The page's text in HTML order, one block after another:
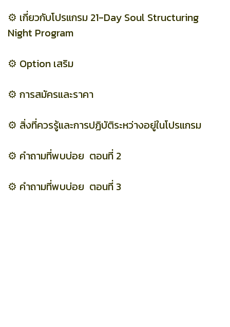
⚙️ เกี่ยวกับโปรแกรม 21-Day Soul Structuring
Night Program
⚙️ Option เสริม
⚙️ การสมัครและราคา
⚙️ สิ่งที่ควรรู้และการปฏิบัติระหว่างอยู่ในโปรแกรม
⚙️ คำถามที่พบบ่อย ตอนที่ 2
⚙️ คำถามที่พบบ่อย ตอนที่ 3